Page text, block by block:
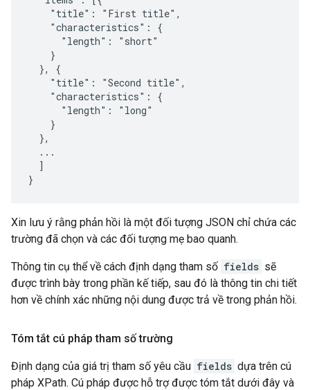
    "title": "First title",
    "characteristics": {
      "length": "short"
    }
  }, {
    "title": "Second title",
    "characteristics": {
      "length": "long"
    }
  },
  ...
  ]
}
Xin lưu ý rằng phản hồi là một đối tượng JSON chỉ chứa các
trường đã chọn và các đối tượng mẹ bao quanh.
Thông tin cụ thể về cách định dạng tham số fields sẽ
được trình bày trong phần kế tiếp, sau đó là thông tin chi tiết
hơn về chính xác những nội dung được trả về trong phản hồi.
Tóm tắt cú pháp tham số trường
Định dạng của giá trị tham số yêu cầu fields dựa trên cú
pháp XPath. Cú pháp được hỗ trợ được tóm tắt dưới đây và